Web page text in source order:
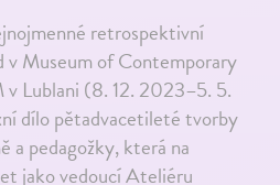
retrospektivní
v Museum of Contemporary
Lublani (8. 12. 2023–5. 5.
dílo pětadvacetileté tvorby
a pedagožky, která na
jako vedoucí Ateliéru